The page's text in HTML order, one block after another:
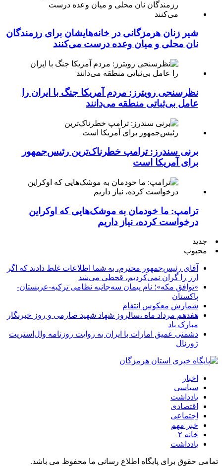
شیر زنان هرمزگانی در خانه‌هایشان برای رزمندگان
نان محلی و میان وعده درست می‌کنند
نظرسنجی رویترز: مردم آمریکا جنگ با ایران را
عامل بی‌ثباتی منطقه می‌دانند
برنی سندرز: ترامپ خطرناک‌ترین رئیس‌جمهور
برای آمریکا است
ترامپ: ما خودمان به موشک‌هایی که اوکراین
درخواست کرده، نیاز داریم
جدید
محبوب
آقای رئیس‌جمهور محترم، به شما اطلاعات غلط دادند که اگر
ارز را گران نمی‌کردیم، قحطی می‌شد
«توافق مکه»؛ نام پیمان سه‌جانبه نظامی ترکیه-عربستان-
پاکستان
شمارش معکوس انتقام
هفدهم مرداد ماه ،سالروز شهاد شهید صارمی و روز خبرنگار
مبارک باد
دشمنی عمیق امارات با ایران به روایت روزنامه وال‌استریت
ژورنال
اخبار
سیاسی
یادداشت
اقتصادی
اجتماعی
خبر مهم
خانه ۲
یادداشت
تمامی حقوق برای پایگاه اطلاع رسانی ما محفوظ می باشد.